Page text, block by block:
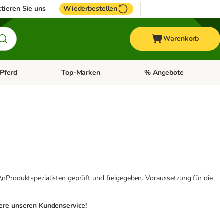
Sie uns Wiederbestellen
Warenkorb
Fisch Menü öffnen: Vogel
Pferd Kategorie-Menü öffnen: Pferd
Top-Marken Kategorie-Menü öffnen:
% Angebote
geprüft und freigegeben. Voraussetzung für die
unseren Kundenservice!